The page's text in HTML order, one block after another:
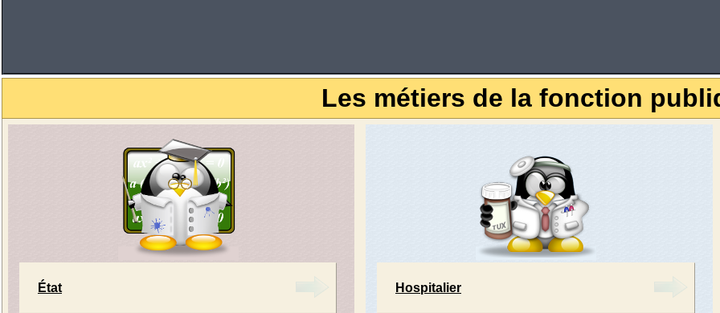
Les métiers de la fonction
État Hospitalier